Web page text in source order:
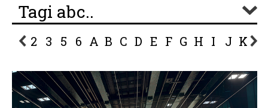
Tagi abc..
2 3 5 6 A B C D E F G H I J K L